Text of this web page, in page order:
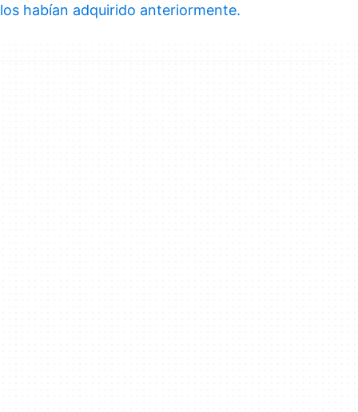
los habían adquirido anteriormente.